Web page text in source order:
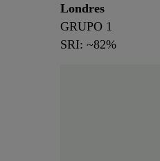
Londres
GRUPO 1
SRI: ~82%